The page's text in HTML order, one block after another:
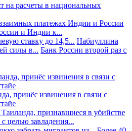
на расчеты в национальных
платежах Индии и России
и Индии к...
ставку до 14,5... Набиуллина
силы в... Банк России второй раз с
принёс извинения в связи с
признавшиеся в убийстве
целью завладения...